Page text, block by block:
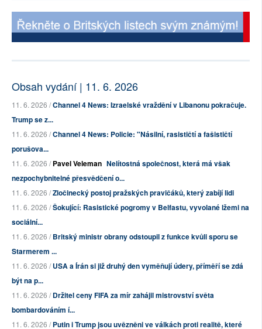
Obsah vydání | 11. 6. 2026
11. 6. 2026 /Channel 4 News: Izraelské vraždění v Libanonu pokračuje.
Trump se z...
11. 6. 2026 /Channel 4 News: Policie: "Násilní, rasističtí a fašističtí
porušova...
11. 6. 2026 /Pavel Veleman Nelítostná společnost, která má však
nezpochybnitelné přesvědčení o...
11. 6. 2026 /Zločinecký postoj pražských pravičáků, který zabíjí lidi
11. 6. 2026 /Šokující: Rasistické pogromy v Belfastu, vyvolané lžemi na
sociální...
11. 6. 2026 /Britský ministr obrany odstoupil z funkce kvůli sporu se
Starmerem ...
11. 6. 2026 /USA a Írán si již druhý den vyměňují údery, příměří se zdá
být na p...
11. 6. 2026 /Držitel ceny FIFA za mír zahájil mistrovství světa
bombardováním í...
11. 6. 2026 /Putin i Trump jsou uvězněni ve válkách proti realitě, které